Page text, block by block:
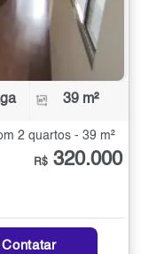
39 m²
2 quartos - 39 m²
R$ 320.000
Contatar